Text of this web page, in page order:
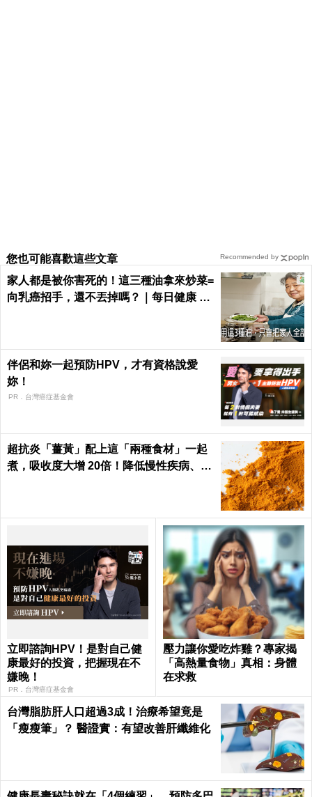
您也可能喜歡這些文章
家人都是被你害死的！這三種油拿來炒菜=
向乳癌招手，還不丟掉嗎？｜每日健康 He
伴侶和妳一起預防HPV，才有資格說愛
妳！
PR．台灣癌症基金會
超抗炎「薑黃」配上這「兩種食材」一起
煮，吸收度大增 20倍！降低慢性疾病、癌
立即諮詢HPV！是對自己健
康最好的投資，把握現在不
嫌晚！
PR．台灣癌症基金會
壓力讓你愛吃炸雞？專家揭
「高熱量食物」真相：身體
在求救
台灣脂肪肝人口超過3成！治療希望竟是
「瘦瘦筆」？ 醫證實：有望改善肝纖維化
Recommended by